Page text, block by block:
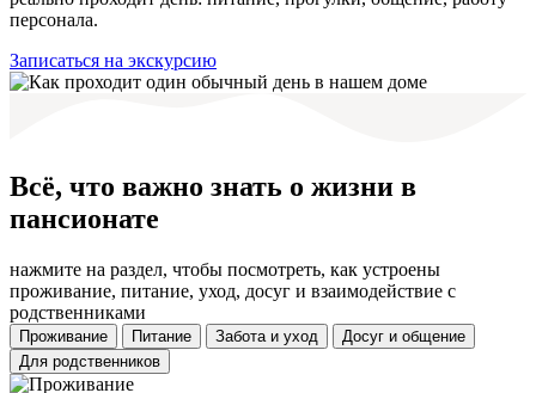
персонала.
Записаться на экскурсию
Всё, что важно знать о жизни в
пансионате
нажмите на раздел, чтобы посмотреть, как устроены
проживание, питание, уход, досуг и взаимодействие с
родственниками
Проживание Питание Забота и уход
Досуг и общение
Для родственников